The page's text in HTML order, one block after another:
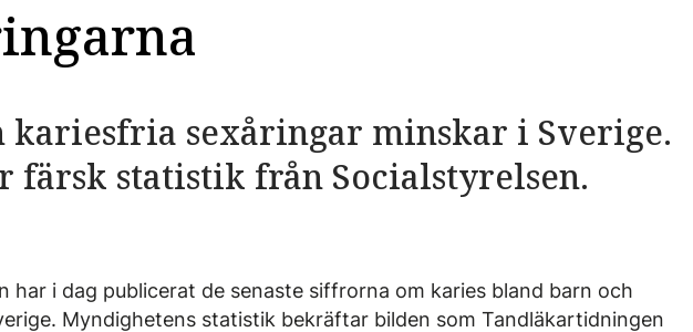
kariesfria sexåringar minskar i Sverige.
färsk statistik från Socialstyrelsen.
har i dag publicerat de senaste siffrorna om karies bland barn och
Myndighetens statistik bekräftar bilden som Tandläkartidningen